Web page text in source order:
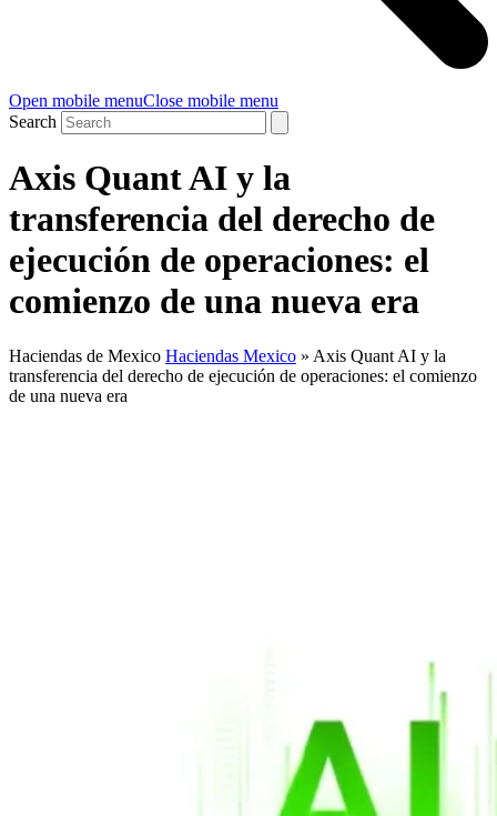
Open mobile menuClose mobile menu
Search
Axis Quant AI y la
transferencia del derecho de
ejecución de operaciones: el
comienzo de una nueva era
Haciendas de Mexico Haciendas Mexico » Axis Quant AI y la
transferencia del derecho de ejecución de operaciones: el comienzo
de una nueva era